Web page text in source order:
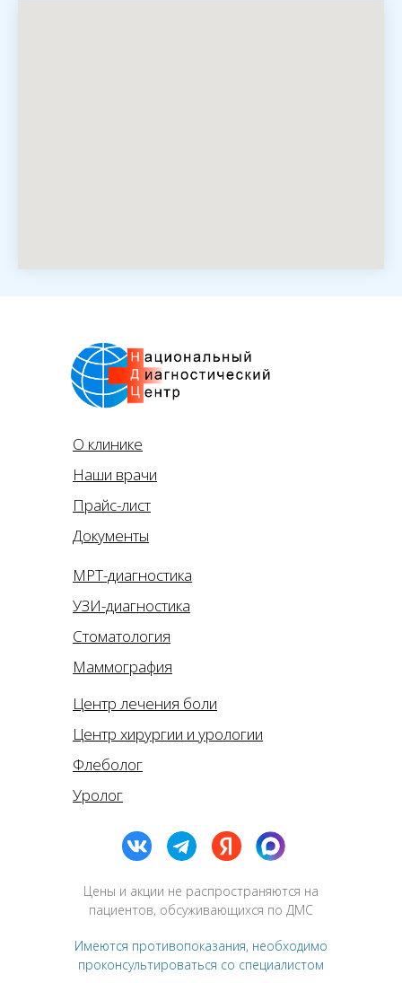
О клинике
Наши врачи
Прайс-лист
Документы
МРТ-диагностика
УЗИ-диагностика
Стоматология
Маммография
Центр лечения боли
Центр хирургии и урологии
Флеболог
Уролог
Цены и акции не распространяются на
пациентов, обсуживающихся по ДМС
Имеются противопоказания, необходимо
проконсультироваться со специалистом